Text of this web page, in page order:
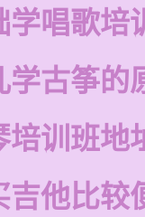
学唱歌培
学古筝的
培训班地
吉他比较